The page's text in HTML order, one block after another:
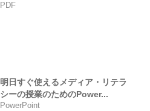
PDF
明日すぐ使えるメディア・リテラ
シーの授業のためのPower...
PowerPoint